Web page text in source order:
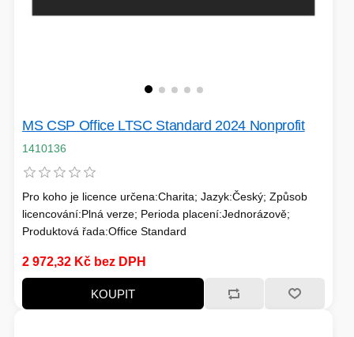
MS CSP Office LTSC Standard 2024 Nonprofit
1410136
Pro koho je licence určena:Charita; Jazyk:Český; Způsob
licencování:Plná verze; Perioda placení:Jednorázově;
Produktová řada:Office Standard
2 972,32 Kč bez DPH
KOUPIT